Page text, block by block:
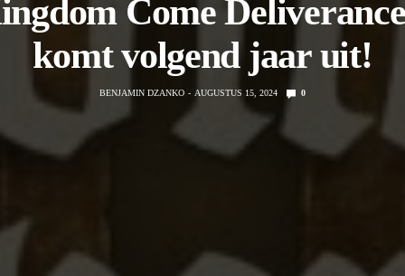
Come
komt volgend jaar uit!
BENJAMIN DZANKO AUGUSTUS 15, 2024 0